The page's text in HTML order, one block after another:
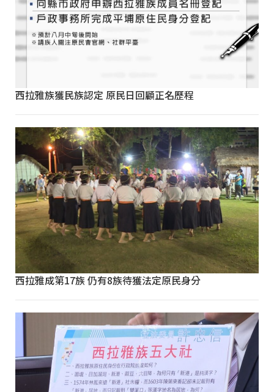
西拉雅族獲民族認定 原民日回顧正名歷程
西拉雅成第17族 仍有8族待獲法定原民身分